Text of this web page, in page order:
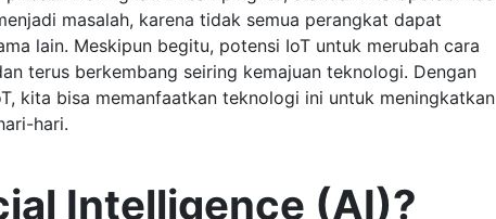
masalah, karena tidak semua perangkat dapat
lain. Meskipun begitu, potensi IoT untuk merubah cara
terus berkembang seiring kemajuan teknologi. Dengan
kita bisa memanfaatkan teknologi ini untuk meningkatkan
hari.
Intelligence (AI)?